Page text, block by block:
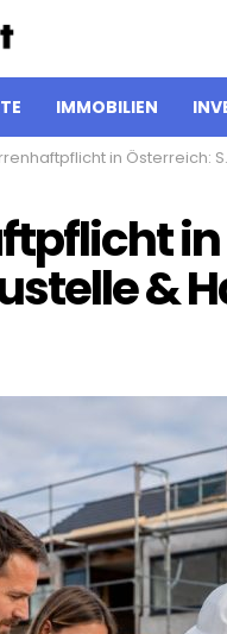
IMMOBILIEN
in Österreich: Schutz für Baustelle & Hausbau
&